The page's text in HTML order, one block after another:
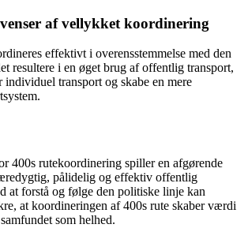
af vellykket koordinering
effektivt i overensstemmelse med den
resultere i en øget brug af offentlig transport,
individuel transport og skabe en mere
400s rutekoordinering spiller en afgørende
pålidelig og effektiv offentlig
at forstå og følge den politiske linje kan
at koordineringen af 400s rute skaber værdi
som helhed.